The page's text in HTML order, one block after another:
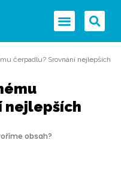
čerpadlu? Srovnání nejlepších
nejlepších
obsah?